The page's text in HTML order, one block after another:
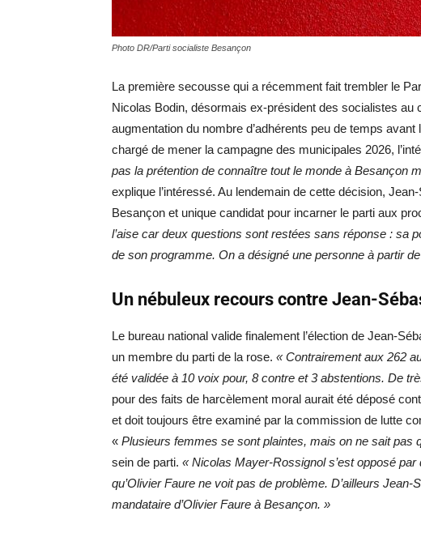
Photo DR/Parti socialiste Besançon
La première secousse qui a récemment fait trembler le
Nicolas Bodin, désormais ex-président des socialistes au
augmentation du nombre d’adhérents peu de temps
chargé de mener la campagne des municipales 2026,
pas la prétention de connaître tout le monde à Besançon
explique l’intéressé. Au lendemain de cette décision,
Besançon et unique candidat pour incarner le parti aux
l’aise car deux questions sont restées sans réponse : sa
de son programme. On a désigné une personne à partir
Un nébuleux recours contre Jean-
Le bureau national valide finalement l’élection de Jean-
un membre du parti de la rose. « Contrairement aux 262
été validée à 10 voix pour, 8 contre et 3 abstentions. De
pour des faits de harcèlement moral aurait été déposé
et doit toujours être examiné par la commission de lutte
« Plusieurs femmes se sont plaintes, mais on ne sait pas
sein de parti. « Nicolas Mayer-Rossignol s’est opposé
qu’Olivier Faure ne voit pas de problème. D’ailleurs
mandataire d’Olivier Faure à Besançon. »